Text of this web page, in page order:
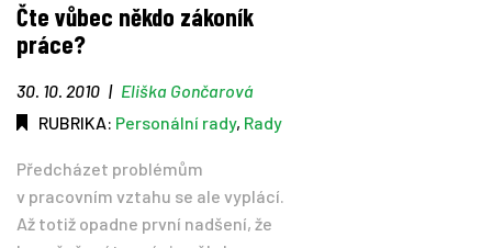
Čte vůbec někdo zákoník
práce?
30. 10. 2010 | Eliška Gončarová
RUBRIKA: Personální rady, Rady
Předcházet problémům
v pracovním vztahu se ale vyplácí.
Až totiž opadne první nadšení, že